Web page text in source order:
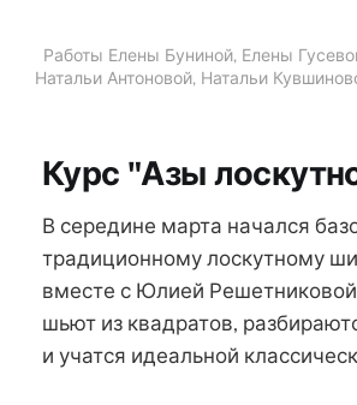
Работы Елены Буниной, Елены
Натальи Антоновой, Натальи
Курс "Азы
В середине марта начался
традиционному лоскутному
вместе с Юлией
шьют из квадратов,
и учатся идеальной